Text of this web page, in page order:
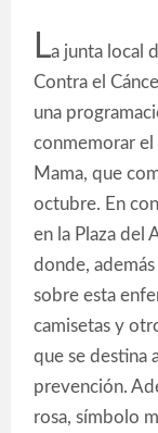
La junta local
Contra el
una
conmemorar el
Mama, que
octubre. En
en la Plaza del
donde,
sobre esta
camisetas y
que se destina
prevención.
rosa, símbolo